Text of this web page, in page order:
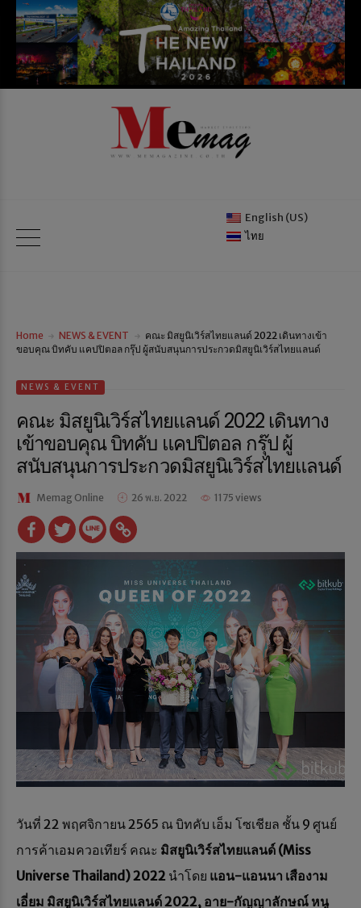
English (US)
ไทย
Home NEWS & EVENT
คณะ มิสยูนิเวิร์สไทยแลนด์ 2022 เดินทางเข้า
ขอบคุณ บิทคับ แคปปิตอล กรุ๊ป ผู้สนับสนุนการประกวดมิสยูนิเวิร์สไทยแลนด์
NEWS & EVENT
คณะ มิสยูนิเวิร์สไทยแลนด์ 2022 เดินทาง
เข้าขอบคุณ บิทคับ แคปปิตอล กรุ๊ป ผู้
สนับสนุนการประกวดมิสยูนิเวิร์สไทยแลนด์
Memag Online 26 พ.ย. 2022 1175 views
วันที่ 22 พฤศจิกายน 2565 ณ บิทคับ เอ็ม โซเชียล ชั้น 9 ศูนย์
การค้าเอมควอเทียร์ คณะ มิสยูนิเวิร์สไทยแลนด์ (Miss
Universe Thailand) 2022 นำโดย แอน-แอนนา เสืองาม
เอี่ยม มิสยูนิเวิร์สไทยแลนด์ 2022, อาย-กัญญาลักษณ์ หนู